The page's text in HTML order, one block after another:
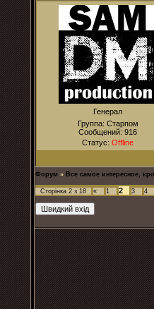
Генерал
Группа: Старпом
Сообщений: 916
Статус: Offline
Форум » Все самое интересное,
Сторінка 2 з 18 « 1 2 3 4